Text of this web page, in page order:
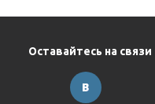
Оставайтесь на связи